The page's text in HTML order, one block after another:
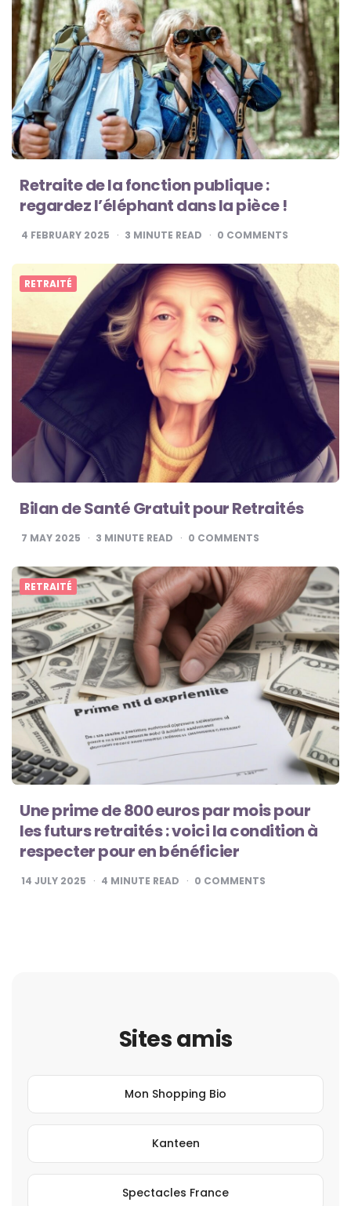
Retraite de la fonction publique :
regardez l’éléphant dans la pièce !
4 FEBRUARY 2025 3 MINUTE READ 0 COMMENTS
RETRAITÉ
Bilan de Santé Gratuit pour Retraités
7 MAY 2025 3 MINUTE READ 0 COMMENTS
RETRAITÉ
Une prime de 800 euros par mois pour
les futurs retraités : voici la condition à
respecter pour en bénéficier
14 JULY 2025 4 MINUTE READ 0 COMMENTS
Sites amis
Mon Shopping Bio
Kanteen
Spectacles France